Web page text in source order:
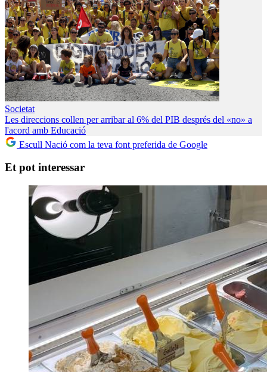
Societat
Les direccions collen per arribar al 6% del PIB després del «no» a
l'acord amb Educació
Escull Nació com la teva font preferida de Google
Et pot interessar